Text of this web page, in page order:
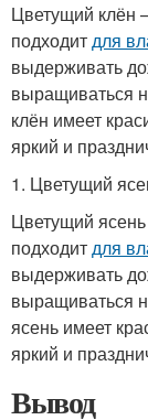
Цветущий клён
подходитдля
выдерживать
выращиваться
клён имеет
яркий и
1. Цветущий
Цветущий
подходитдля
выдерживать
выращиваться
ясень имеет
яркий и
Вывод